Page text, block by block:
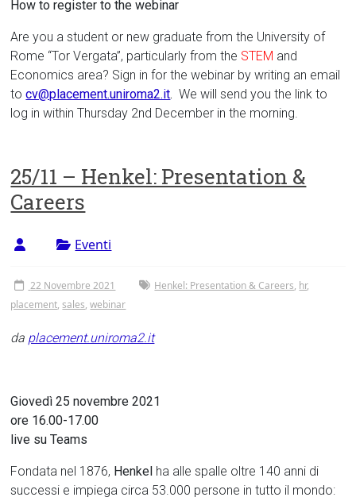
How to register to the webinar
Are you a student or new graduate from the University of
Rome “Tor Vergata”, particularly from the STEM and
Economics area? Sign in for the webinar by writing an email
tocv@placement.uniroma2.it. We will send you the link to
log in within Thursday 2nd December in the morning.
25/11 – Henkel: Presentation &
Careers
Eventi
22 Novembre 2021 Henkel: Presentation & Careers, hr,
placement,sales,webinar
da placement.uniroma2.it
Giovedì 25 novembre 2021
ore 16.00-17.00
live su Teams
Fondata nel 1876, Henkel ha alle spalle oltre 140 anni di
successi e impiega circa 53.000 persone in tutto il mondo: